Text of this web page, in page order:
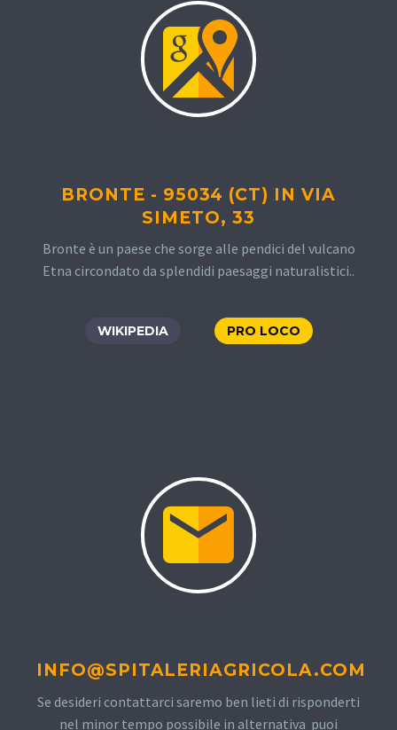
BRONTE - 95034 (CT) IN VIA
SIMETO, 33
Bronte è un paese che sorge alle pendici del vulcano
Etna circondato da splendidi paesaggi naturalistici..
WIKIPEDIA PRO LOCO
INFO@SPITALERIAGRICOLA.COM
Se desideri contattarci saremo ben lieti di risponderti
nel minor tempo possibile in alternativa puoi